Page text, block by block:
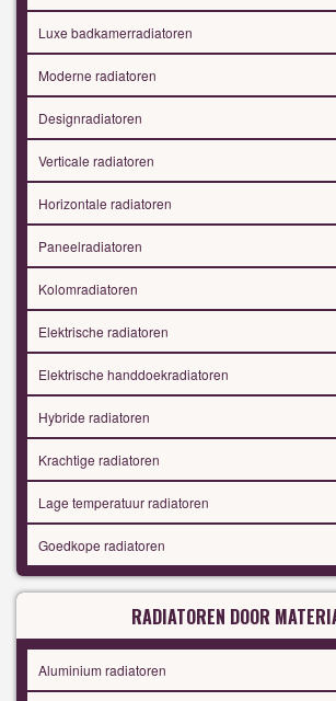
Luxe badkamerradiatoren
Moderne radiatoren
Designradiatoren
Verticale radiatoren
Horizontale radiatoren
Paneelradiatoren
Kolomradiatoren
Elektrische radiatoren
Elektrische handdoekradiatoren
Hybride radiatoren
Krachtige radiatoren
Lage temperatuur radiatoren
Goedkope radiatoren
RADIATOREN DOOR
Aluminium radiatoren